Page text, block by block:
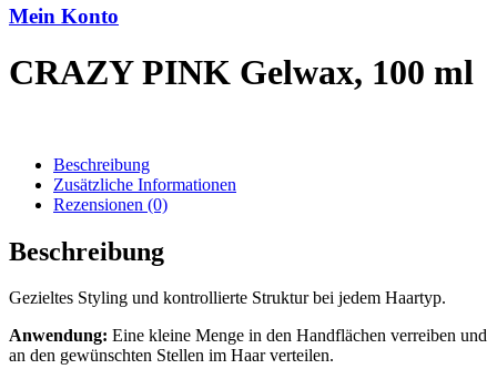
Mein Konto
CRAZY PINK Gelwax, 100 ml
Beschreibung
Zusätzliche Informationen
Rezensionen (0)
Beschreibung
Gezieltes Styling und kontrollierte Struktur bei jedem Haartyp.
Anwendung: Eine kleine Menge in den Handflächen verreiben und
an den gewünschten Stellen im Haar verteilen.